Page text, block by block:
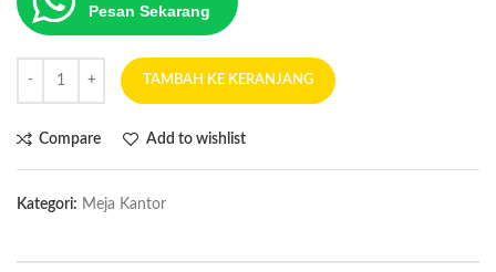
Pesan Sekarang
TAMBAH KE KERANJANG
Compare Add to wishlist
Kategori: Meja Kantor